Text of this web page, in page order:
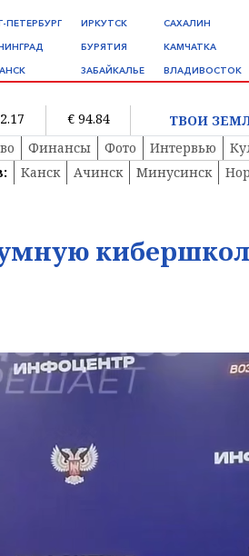
ПЕТЕРБУРГ
ИРКУТСК
БУРЯТИЯ
ЗАБАЙКАЛЬЕ
САХАЛИН
КАМЧАТКА
ВЛАДИВОСТОК
€ 94.84
ТВОИ
Финансы Фото Интервью
Канск Ачинск Минусинск